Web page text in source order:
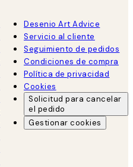
Desenio Art Advice
Servicio al cliente
Seguimiento de pedidos
Condiciones de compra
Política de privacidad
Cookies
Solicitud para cancelar
el pedido
Gestionar cookies